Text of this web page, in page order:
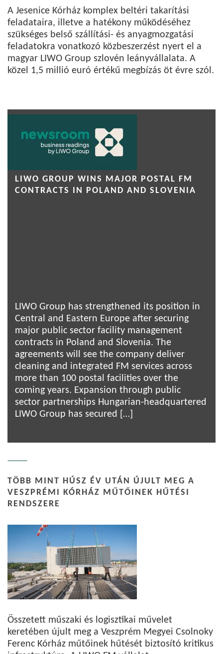
A Jesenice Kórház komplex beltéri takarítási
feladataira, illetve a hatékony működéséhez
szükséges belső szállítási- és anyagmozgatási
feladatokra vonatkozó közbeszerzést nyert el a
magyar LIWO Group szlovén leányvállalata. A
közel 1,5 millió euró értékű megbízás öt évre szól.
LIWO GROUP WINS MAJOR POSTAL FM
CONTRACTS IN POLAND AND SLOVENIA
LIWO Group has strengthened its position in
Central and Eastern Europe after securing
major public sector facility management
contracts in Poland and Slovenia. The
agreements will see the company deliver
cleaning and integrated FM services across
more than 100 postal facilities over the
coming years. Expansion through public
sector partnerships Hungarian-headquartered
LIWO Group has secured […]
TÖBB MINT HÚSZ ÉV UTÁN ÚJULT MEG A
VESZPRÉMI KÓRHÁZ MŰTŐINEK HŰTÉSI
RENDSZERE
Összetett műszaki és logisztikai művelet
keretében újult meg a Veszprém Megyei Csolnoky
Ferenc Kórház műtőinek hűtését biztosító kritikus